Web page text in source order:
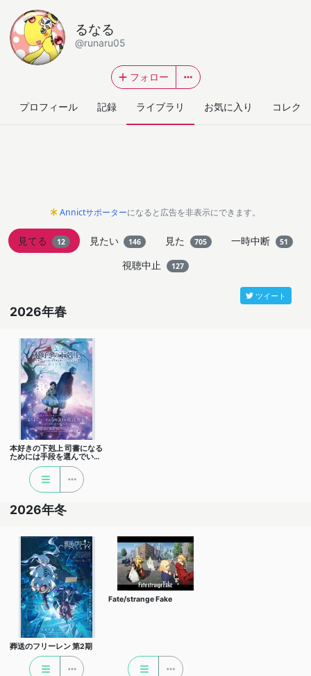
るなる
@runaru05
フォロー
プロフィール 記録 ライブラリ お気に入り コレク
Annictサポーターになると広告を非表示にできます。
見てる 12 見たい 146 見た 705 一時中断 51
視聴中止 127
ツイート
2026年春
本好きの下剋上 司書になる
ためには手段を選んでいら
れません 領主の養女
2026年冬
葬送のフリーレン 第2期
Fate/strange Fake